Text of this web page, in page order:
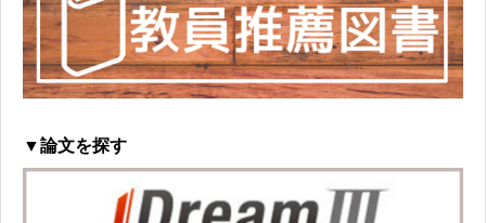
▼論文を探す